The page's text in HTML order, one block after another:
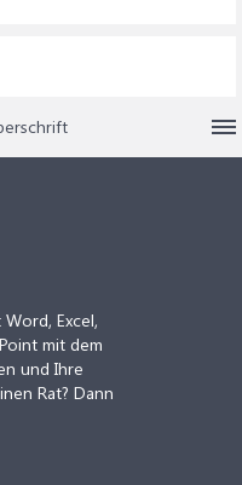
Excel,
mit dem
und Ihre
Rat? Dann